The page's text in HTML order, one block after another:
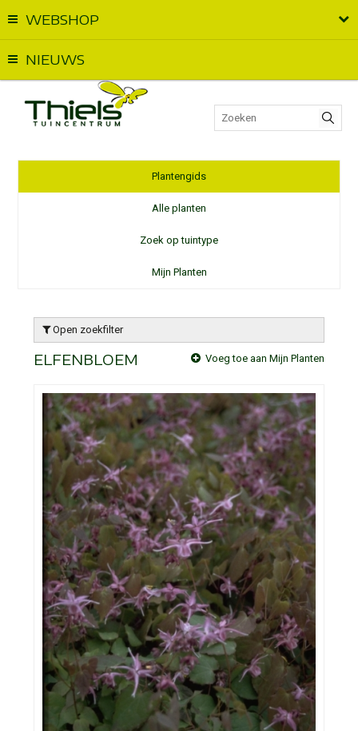
WEBSHOP
NIEUWS
Plantengids
Alle planten
Zoek op tuintype
Mijn Planten
Open zoekfilter
ELFENBLOEM Voeg toe aan Mijn Planten